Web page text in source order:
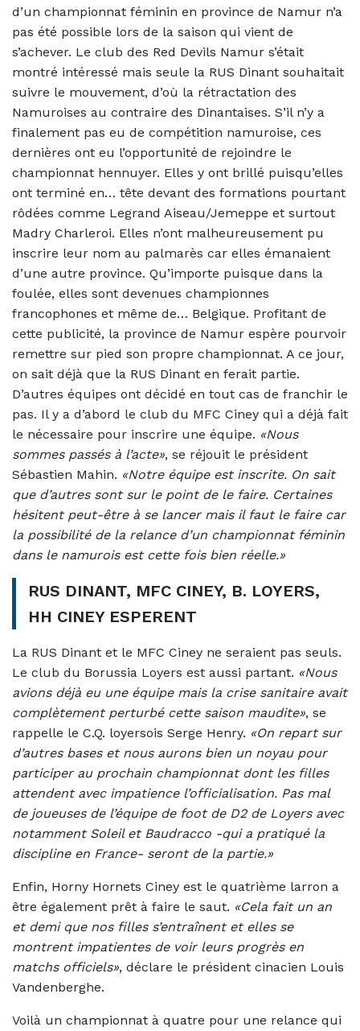
d’un championnat féminin en province de Namur n’a
pas été possible lors de la saison qui vient de
s’achever. Le club des Red Devils Namur s’était
montré intéressé mais seule la RUS Dinant souhaitait
suivre le mouvement, d’où la rétractation des
Namuroises au contraire des Dinantaises. S’il n’y a
finalement pas eu de compétition namuroise, ces
dernières ont eu l’opportunité de rejoindre le
championnat hennuyer. Elles y ont brillé puisqu’elles
ont terminé en… tête devant des formations pourtant
rôdées comme Legrand Aiseau/Jemeppe et surtout
Madry Charleroi. Elles n’ont malheureusement pu
inscrire leur nom au palmarès car elles émanaient
d’une autre province. Qu’importe puisque dans la
foulée, elles sont devenues championnes
francophones et même de… Belgique. Profitant de
cette publicité, la province de Namur espère pourvoir
remettre sur pied son propre championnat. A ce jour,
on sait déjà que la RUS Dinant en ferait partie.
D’autres équipes ont décidé en tout cas de franchir le
pas. Il y a d’abord le club du MFC Ciney qui a déjà fait
le nécessaire pour inscrire une équipe. «Nous
sommes passés à l’acte», se réjouit le président
Sébastien Mahin. «Notre équipe est inscrite. On sait
que d’autres sont sur le point de le faire. Certaines
hésitent peut-être à se lancer mais il faut le faire car
la possibilité de la relance d’un championnat féminin
dans le namurois est cette fois bien réelle.»
RUS DINANT, MFC CINEY, B. LOYERS,
HH CINEY ESPERENT
La RUS Dinant et le MFC Ciney ne seraient pas seuls.
Le club du Borussia Loyers est aussi partant. «Nous
avions déjà eu une équipe mais la crise sanitaire avait
complètement perturbé cette saison maudite», se
rappelle le C.Q. loyersois Serge Henry. «On repart sur
d’autres bases et nous aurons bien un noyau pour
participer au prochain championnat dont les filles
attendent avec impatience l’officialisation. Pas mal
de joueuses de l’équipe de foot de D2 de Loyers avec
notamment Soleil et Baudracco -qui a pratiqué la
discipline en France- seront de la partie.»
Enfin, Horny Hornets Ciney est le quatrième larron a
être également prêt à faire le saut. «Cela fait un an
et demi que nos filles s’entraînent et elles se
montrent impatientes de voir leurs progrès en
matchs officiels», déclare le président cinacien Louis
Vandenberghe.
Voilà un championnat à quatre pour une relance qui